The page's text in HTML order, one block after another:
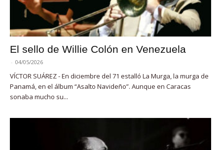
El sello de Willie Colón en Venezuela
- 04/05/2026
VÍCTOR SUÁREZ - En diciembre del 71 estalló La Murga, la murga de
Panamá, en el álbum “Asalto Navideño”. Aunque en Caracas
sonaba mucho su...